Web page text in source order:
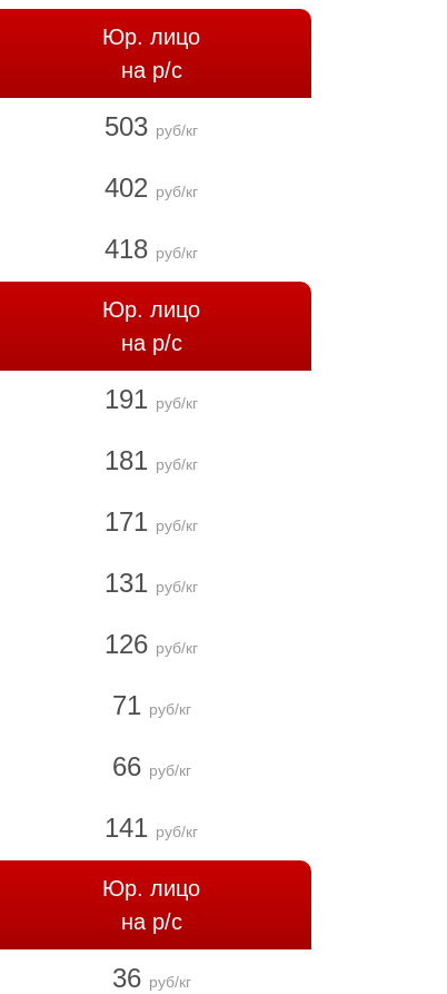
Юр. лицо
на р/с
503 руб/кг
402 руб/кг
418 руб/кг
Юр. лицо
на р/с
191 руб/кг
181 руб/кг
171 руб/кг
131 руб/кг
126 руб/кг
71 руб/кг
66 руб/кг
141 руб/кг
Юр. лицо
на р/с
36 руб/кг